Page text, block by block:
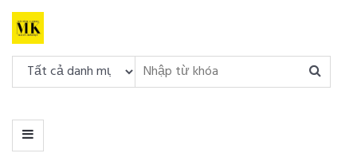
DANH
MỤC
MENU